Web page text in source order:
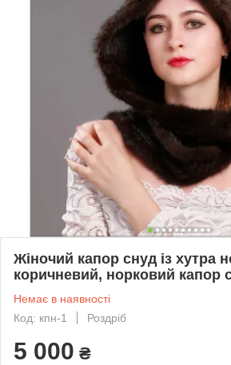
Жіночий капор снуд із хутра
коричневий, норковий капор
Немає в наявності
Код: кпн-1
Роздріб
5 000 ₴